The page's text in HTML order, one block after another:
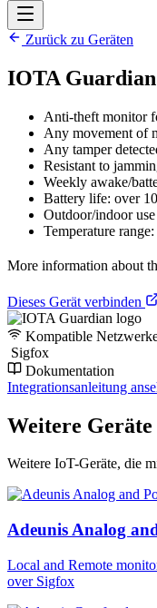
Zurück zu Geräten
IOTA Guardian
Anti-theft monitor
Any movement of
Any tamper
Resistant to
Weekly awake/
Battery life: over
Outdoor/indoor use
Temperature
More information about
Dieses Gerät verbinden
Kompatible
Sigfox
Dokumentation
Integrationsanleitung
Weitere Geräte
Weitere IoT-Geräte, die
Adeunis Analog
Local and Remote
over Sigfox